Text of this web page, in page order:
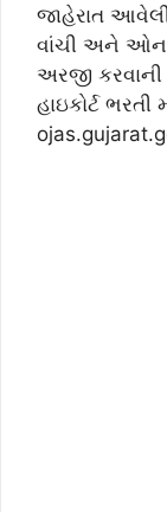
જાહેરાત આવેલી
વાંચી અને
અરજી
હાઇકોર્ટ